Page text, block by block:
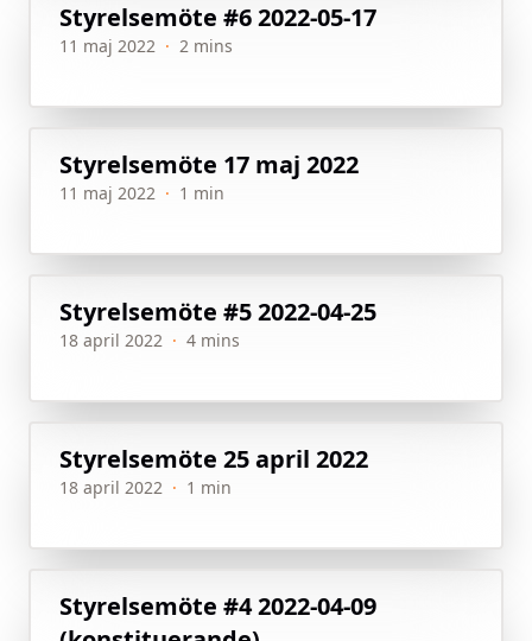
Styrelsemöte #6 2022-05-17
11 maj 2022 · 2 mins
Styrelsemöte 17 maj 2022
11 maj 2022 · 1 min
Styrelsemöte #5 2022-04-25
18 april 2022 · 4 mins
Styrelsemöte 25 april 2022
18 april 2022 · 1 min
Styrelsemöte #4 2022-04-09